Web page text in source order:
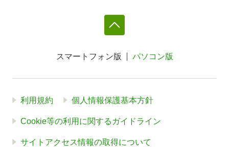
スマートフォン版 パソコン版
利用規約 個人情報保護基本方針
Cookie等の利用に関するガイドライン
サイトアクセス情報の取得について